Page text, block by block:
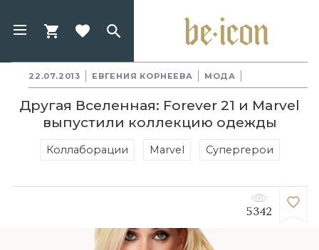
22.07.2013 ЕВГЕНИЯ КОРНЕЕВА МОДА
Другая Вселенная: Forever 21 и Marvel
выпустили коллекцию одежды
Коллаборации Marvel Супергерои
5342